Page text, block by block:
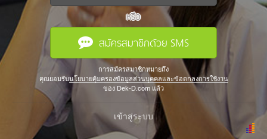
หรือ
สมัครสมาชิกด้วย SMS
การสมัครสมาชิกหมายถึง
คุณยอมรับนโยบายคุ้มครองข้อมูลส่วนบุคคลและข้อตกลงการใช้งาน
ของ Dek-D.com แล้ว
เข้าสู่ระบบ